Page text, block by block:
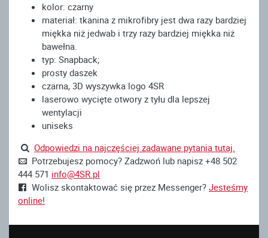
kolor: czarny
materiał: tkanina z mikrofibry jest dwa razy bardziej
miękka niż jedwab i trzy razy bardziej miękka niż
bawełna.
typ: Snapback;
prosty daszek
czarna, 3D wyszywka logo 4SR
laserowo wycięte otwory z tyłu dla lepszej
wentylacji
uniseks
Odpowiedzi na najczęściej zadawane pytania tutaj.
Potrzebujesz pomocy? Zadzwoń lub napisz +48 502
444 571 info@4SR.pl
Wolisz skontaktować się przez Messenger? Jesteśmy
online!